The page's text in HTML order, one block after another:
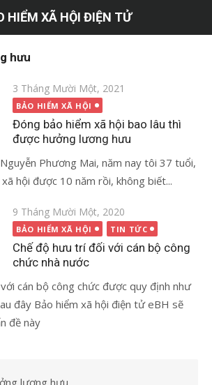
HIỂM XÃ HỘI ĐIỆN TỬ
hưu
Đăng
vào
3 Tháng Mười Một, 2021
BẢO HIỂM XÃ HỘI
Đóng bảo hiểm xã hội bao lâu thì
được hưởng lương hưu
Phương Mai, năm nay tôi 37 tuổi,
hội được 10 năm rồi, không biết...
Đăng
vào
9 Tháng Mười Một, 2020
BẢO HIỂM XÃ HỘI TIN TỨC
Chế độ hưu trí đối với cán bộ công
chức nhà nước
cán bộ công chức được quy định như
đây Bảo hiểm xã hội điện tử eBH sẽ
đề này
lương hưu